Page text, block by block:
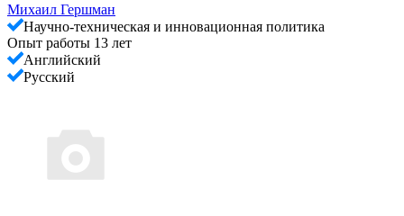
Михаил Гершман
Научно-техническая и инновационная политика
Опыт работы 13 лет
Английский
Русский